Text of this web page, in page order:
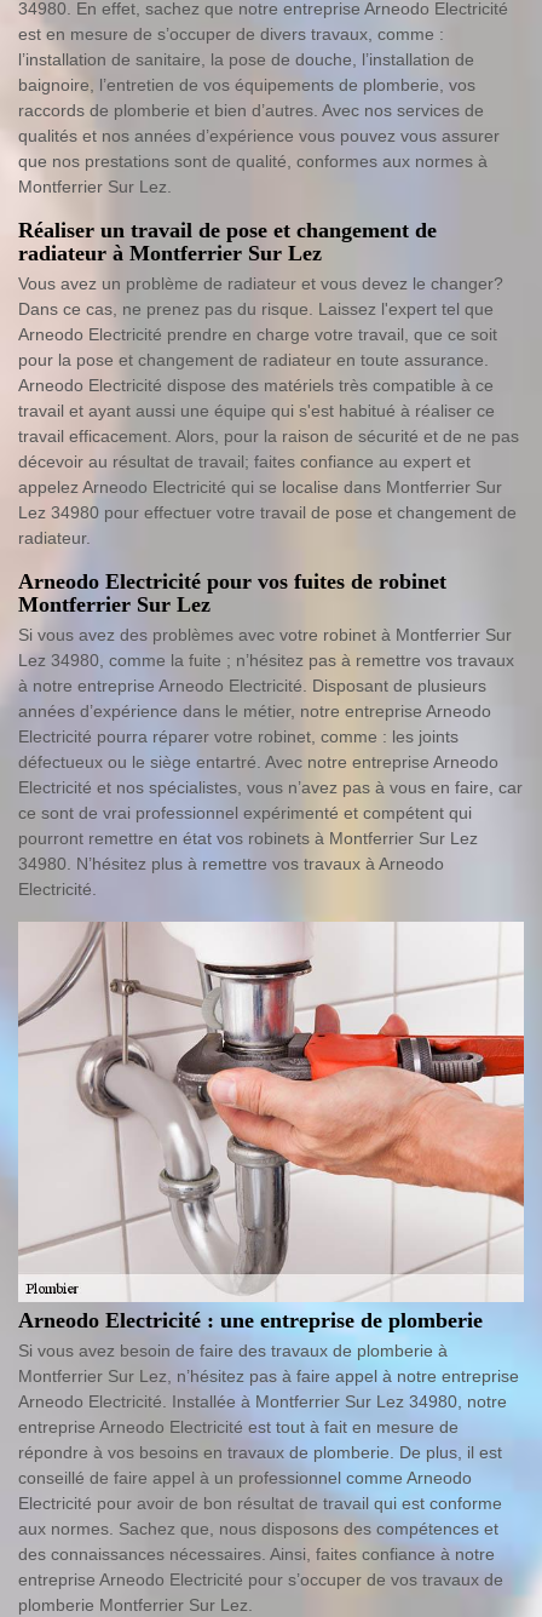
34980. En effet, sachez que notre entreprise Arneodo Electricité
est en mesure de s’occuper de divers travaux, comme :
l’installation de sanitaire, la pose de douche, l’installation de
baignoire, l’entretien de vos équipements de plomberie, vos
raccords de plomberie et bien d’autres. Avec nos services de
qualités et nos années d’expérience vous pouvez vous assurer
que nos prestations sont de qualité, conformes aux normes à
Montferrier Sur Lez.
Réaliser un travail de pose et changement de
radiateur à Montferrier Sur Lez
Vous avez un problème de radiateur et vous devez le changer?
Dans ce cas, ne prenez pas du risque. Laissez l'expert tel que
Arneodo Electricité prendre en charge votre travail, que ce soit
pour la pose et changement de radiateur en toute assurance.
Arneodo Electricité dispose des matériels très compatible à ce
travail et ayant aussi une équipe qui s'est habitué à réaliser ce
travail efficacement. Alors, pour la raison de sécurité et de ne pas
décevoir au résultat de travail; faites confiance au expert et
appelez Arneodo Electricité qui se localise dans Montferrier Sur
Lez 34980 pour effectuer votre travail de pose et changement de
radiateur.
Arneodo Electricité pour vos fuites de robinet
Montferrier Sur Lez
Si vous avez des problèmes avec votre robinet à Montferrier Sur
Lez 34980, comme la fuite ; n’hésitez pas à remettre vos travaux
à notre entreprise Arneodo Electricité. Disposant de plusieurs
années d’expérience dans le métier, notre entreprise Arneodo
Electricité pourra réparer votre robinet, comme : les joints
défectueux ou le siège entartré. Avec notre entreprise Arneodo
Electricité et nos spécialistes, vous n’avez pas à vous en faire, car
ce sont de vrai professionnel expérimenté et compétent qui
pourront remettre en état vos robinets à Montferrier Sur Lez
34980. N’hésitez plus à remettre vos travaux à Arneodo
Electricité.
Arneodo Electricité : une entreprise de plomberie
Si vous avez besoin de faire des travaux de plomberie à
Montferrier Sur Lez, n’hésitez pas à faire appel à notre entreprise
Arneodo Electricité. Installée à Montferrier Sur Lez 34980, notre
entreprise Arneodo Electricité est tout à fait en mesure de
répondre à vos besoins en travaux de plomberie. De plus, il est
conseillé de faire appel à un professionnel comme Arneodo
Electricité pour avoir de bon résultat de travail qui est conforme
aux normes. Sachez que, nous disposons des compétences et
des connaissances nécessaires. Ainsi, faites confiance à notre
entreprise Arneodo Electricité pour s’occuper de vos travaux de
plomberie Montferrier Sur Lez.